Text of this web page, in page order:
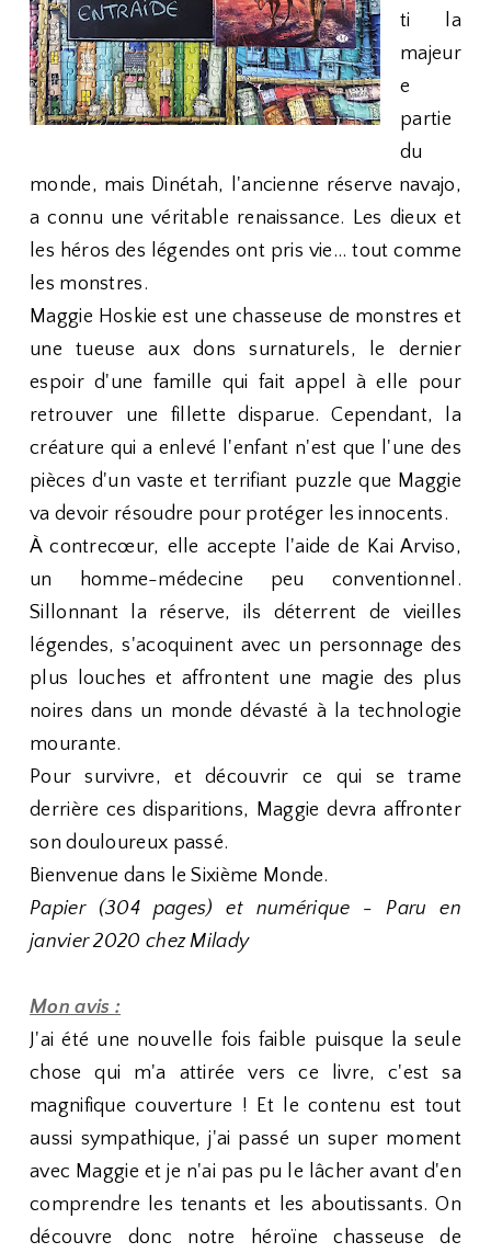
ti la
majeur
e
partie
du
monde, mais Dinétah, l'ancienne réserve navajo,
a connu une véritable renaissance. Les dieux et
les héros des légendes ont pris vie... tout comme
les monstres.
Maggie Hoskie est une chasseuse de monstres et
une tueuse aux dons surnaturels, le dernier
espoir d'une famille qui fait appel à elle pour
retrouver une fillette disparue. Cependant, la
créature qui a enlevé l'enfant n'est que l'une des
pièces d'un vaste et terrifiant puzzle que Maggie
va devoir résoudre pour protéger les innocents.
À contrecœur, elle accepte l'aide de Kai Arviso,
un homme-médecine peu conventionnel.
Sillonnant la réserve, ils déterrent de vieilles
légendes, s'acoquinent avec un personnage des
plus louches et affrontent une magie des plus
noires dans un monde dévasté à la technologie
mourante.
Pour survivre, et découvrir ce qui se trame
derrière ces disparitions, Maggie devra affronter
son douloureux passé.
Bienvenue dans le Sixième Monde.
Papier (304 pages) et numérique - Paru en
janvier 2020 chez Milady
Mon avis :
J'ai été une nouvelle fois faible puisque la seule
chose qui m'a attirée vers ce livre, c'est sa
magnifique couverture ! Et le contenu est tout
aussi sympathique, j'ai passé un super moment
avec Maggie et je n'ai pas pu le lâcher avant d'en
comprendre les tenants et les aboutissants. On
découvre donc notre héroïne chasseuse de